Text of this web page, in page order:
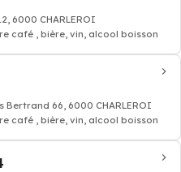
6000 CHARLEROI
café , bière, vin, alcool boisson
66, 6000 CHARLEROI
café , bière, vin, alcool boisson